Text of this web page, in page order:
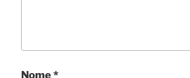
Nome*